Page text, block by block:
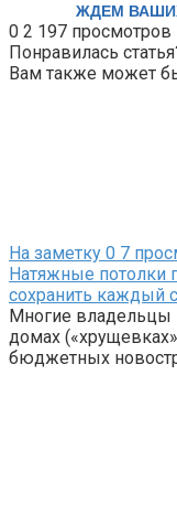
ЖДЕМ
0 2 197 просмотров
Понравилась
Вам также может
На заметку 0 7
Натяжные потолки
сохранить каждый
Многие владельцы
домах
бюджетных